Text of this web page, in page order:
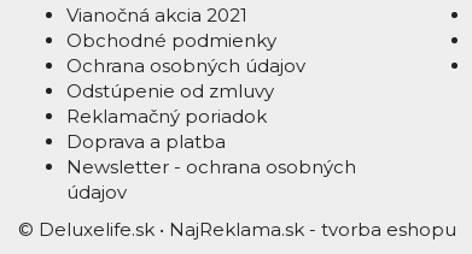
Vianočná akcia 2021
Obchodné podmienky
Ochrana osobných údajov
Odstúpenie od zmluvy
Reklamačný poriadok
Doprava a platba
Newsletter - ochrana osobných
údajov
© Deluxelife.sk • NajReklama.sk - tvorba eshopu